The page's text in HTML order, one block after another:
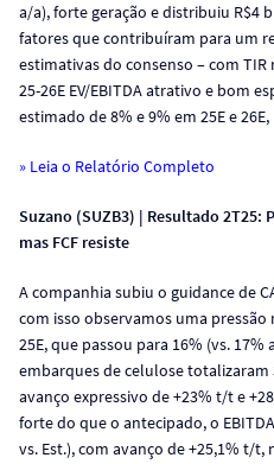
a/a), forte geração e distribuiu R$4
fatores que contribuíram para um
estimativas do consenso – com TIR
25-26E EV/EBITDA atrativo e bom
estimado de 8% e 9% em 25E e
» Leia o Relatório Completo
Suzano (SUZB3) | Resultado 2T25:
mas FCF resiste
A companhia subiu o guidance de
com isso observamos uma pressão
25E, que passou para 16% (vs.
embarques de celulose totalizaram
avanço expressivo de +23% t/t e
forte do que o antecipado, o
vs. Est.), com avanço de +25,1% t/t,